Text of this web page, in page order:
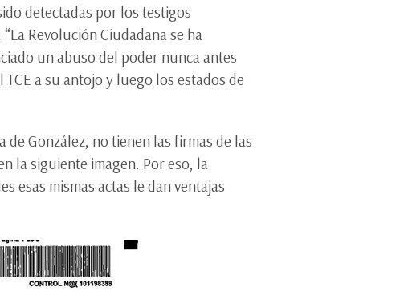
detectadas por los testigos
Revolución Ciudadana se ha
un abuso del poder nunca antes
a su antojo y luego los estados de
González, no tienen las firmas de las
la siguiente imagen. Por eso, la
esas mismas actas le dan ventajas